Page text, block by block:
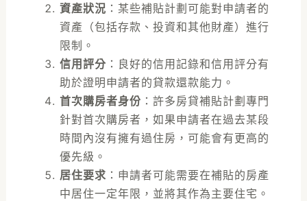
資產狀況 ：某些補貼計劃可能對申請者的
資產（包括存款、投資和其他財產）進行
限制。
信用評分：良好的信用記錄和信用評分有
助於證明申請者的貸款還款能力。
首次購房者身份 ：許多房貸補貼計劃專門
針對首次購房者，如果申請者在過去某段
時間內沒有擁有過住房，可能會有更高的
優先級。
居住要求 ：申請者可能需要在補貼的房產
中居住一定年限，並將其作為主要住宅。